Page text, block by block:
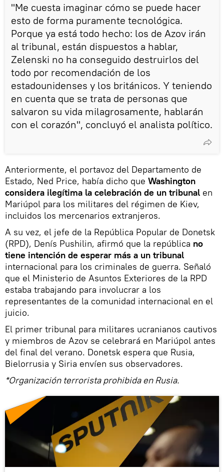
"Me cuesta imaginar cómo se puede hacer
esto de forma puramente tecnológica.
Porque ya está todo hecho: los de Azov irán
al tribunal, están dispuestos a hablar,
Zelenski no ha conseguido destruirlos del
todo por recomendación de los
estadounidenses y los británicos. Y teniendo
en cuenta que se trata de personas que
salvaron su vida milagrosamente, hablarán
con el corazón", concluyó el analista político.
Anteriormente, el portavoz del Departamento de
Estado, Ned Price, había dicho que Washington
considera ilegítima la celebración de un tribunal en
Mariúpol para los militares del régimen de Kiev,
incluidos los mercenarios extranjeros.
A su vez, el jefe de la República Popular de Donetsk
(RPD), Denís Pushilin, afirmó que la república no
tiene intención de esperar más a un tribunal
internacional para los criminales de guerra. Señaló
que el Ministerio de Asuntos Exteriores de la RPD
estaba trabajando para involucrar a los
representantes de la comunidad internacional en el
juicio.
El primer tribunal para militares ucranianos cautivos
y miembros de Azov se celebrará en Mariúpol antes
del final del verano. Donetsk espera que Rusia,
Bielorrusia y Siria envíen sus observadores.
*Organización terrorista prohibida en Rusia.